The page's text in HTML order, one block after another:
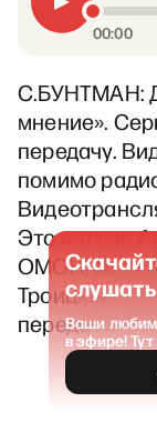
00:00
С.БУНТМАН:
мнение».
передачу.
помимо
Это я, а вон
ОМОН,
Троицкий
передачу
Ваши
в эфире!